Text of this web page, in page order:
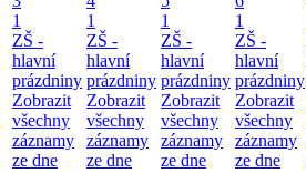
1
ZŠ -
hlavní
prázdniny
Zobrazit
všechny
záznamy
ze dne
1
ZŠ -
hlavní
prázdniny
Zobrazit
všechny
záznamy
ze dne
1
ZŠ -
hlavní
prázdniny
Zobrazit
všechny
záznamy
ze dne
1
ZŠ -
hlavní
prázdniny
Zobrazit
všechny
záznamy
ze dne